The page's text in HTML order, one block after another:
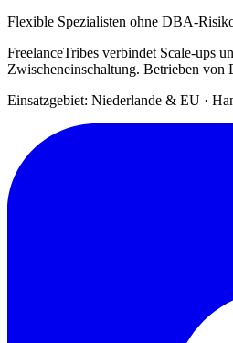
Flexible Spezialisten ohne DBA-
FreelanceTribes verbindet Scale-ups
Zwischeneinschaltung. Betrieben
Einsatzgebiet: Niederlande & EU ·